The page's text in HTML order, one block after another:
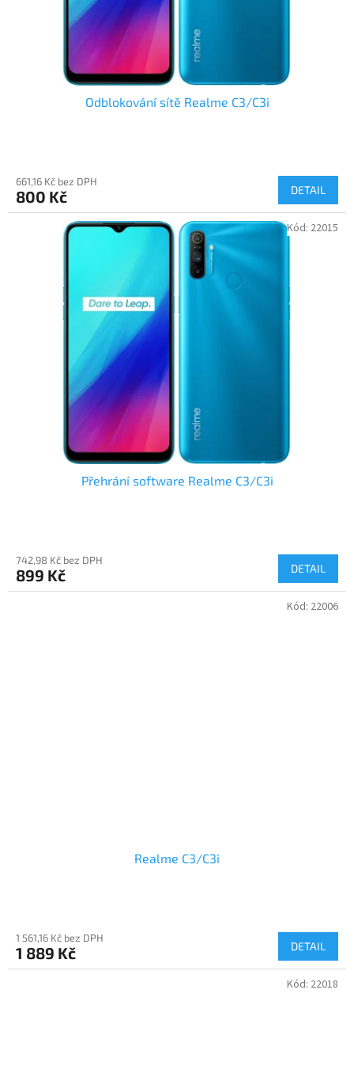
Odblokování sítě Realme C3/C3i
661,16 Kč bez DPH
800 Kč DETAIL
Přehrání software Realme C3/C3i
742,98 Kč bez DPH
899 Kč DETAIL
Kód: 22015
Realme C3/C3i
1 561,16 Kč bez DPH
1 889 Kč DETAIL
Kód: 22006
Kód: 22018